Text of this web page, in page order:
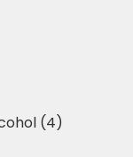
(4)